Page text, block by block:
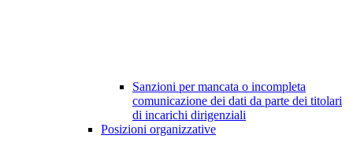
Sanzioni per mancata o incompleta
comunicazione dei dati da parte dei titolari
di incarichi dirigenziali
Posizioni organizzative